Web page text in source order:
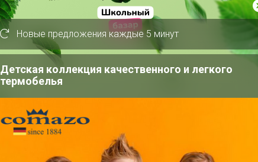
4 000+
Новые предложения каждые 5 минут
Детская коллекция качественного и легкого
термобелья